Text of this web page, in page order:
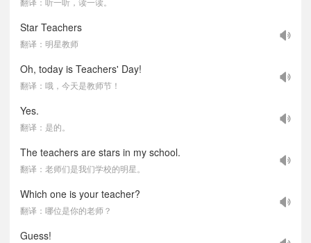
Star Teachers
翻译：明星教师
Oh, today is Teachers' Day!
翻译：哦，今天是教师节！
Yes.
翻译：是的。
The teachers are stars in my school.
翻译：老师们是我们学校的明星。
Which one is your teacher?
翻译：哪位是你的老师？
Guess!